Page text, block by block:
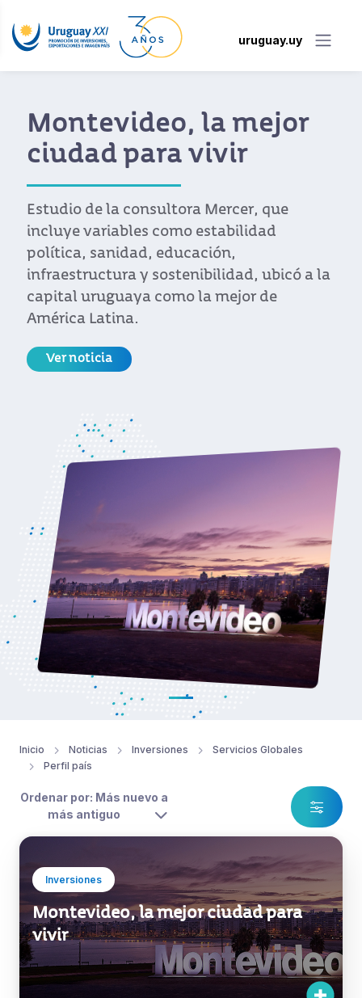
uruguay.uy
Montevideo, la mejor
ciudad para vivir
Estudio de la consultora Mercer, que
incluye variables como estabilidad
política, sanidad, educación,
infraestructura y sostenibilidad, ubicó a la
capital uruguaya como la mejor de
América Latina.
Ver noticia
Inicio Noticias Inversiones
Servicios Globales
Perfil país
Ordenar por: Más nuevo a
más antiguo
Inversiones
Montevideo, la mejor ciudad para
vivir